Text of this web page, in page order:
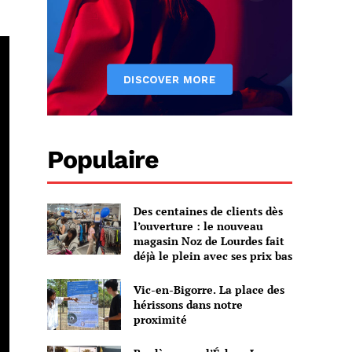
Populaire
Des centaines de clients dès
l’ouverture : le nouveau
magasin Noz de Lourdes fait
déjà le plein avec ses prix bas
Vic-en-Bigorre. La place des
hérissons dans notre
proximité